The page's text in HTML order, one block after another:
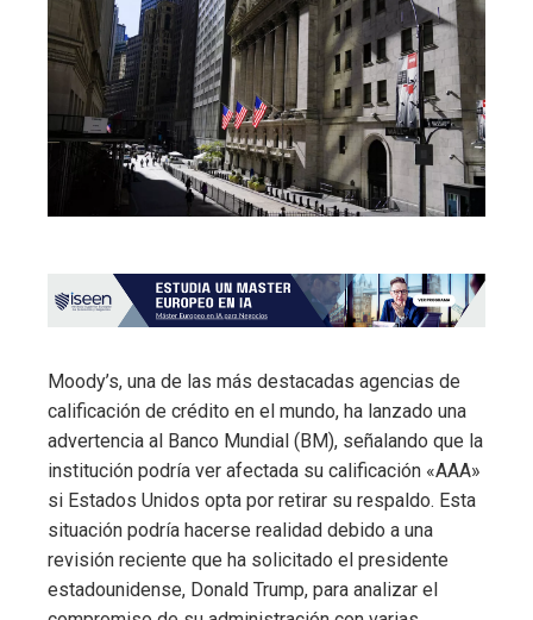
Moody’s, una de las más destacadas agencias de
calificación de crédito en el mundo, ha lanzado una
advertencia al Banco Mundial (BM), señalando que la
institución podría ver afectada su calificación «AAA»
si Estados Unidos opta por retirar su respaldo. Esta
situación podría hacerse realidad debido a una
revisión reciente que ha solicitado el presidente
estadounidense, Donald Trump, para analizar el